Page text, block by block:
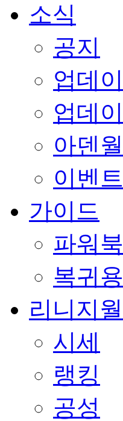
소식
공지
업데
업데
아덴
이벤트
가이드
파워북
복귀
리니지
시세
랭킹
공성